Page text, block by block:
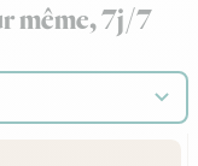
même, 7j/7